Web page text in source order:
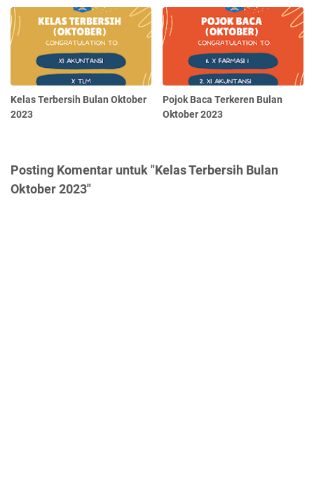
Kelas Terbersih Bulan Oktober
2023
Pojok Baca Terkeren Bulan
Oktober 2023
Posting Komentar untuk "Kelas Terbersih Bulan
Oktober 2023"